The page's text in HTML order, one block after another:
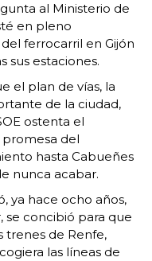
al Ministerio de
en pleno
ferrocarril en Gijón
sus estaciones.
el plan de vías, la
de la ciudad,
ostenta el
promesa del
hasta Cabueñes
nunca acabar.
ya hace ocho años,
se concibió para que
trenes de Renfe,
las líneas de